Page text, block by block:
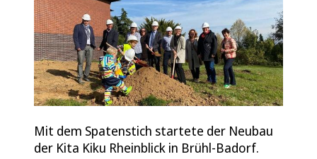
Mit dem Spatenstich startete der Neubau
der Kita Kiku Rheinblick in Brühl-Badorf.